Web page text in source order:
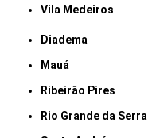
Vila Medeiros
Diadema
Mauá
Ribeirão Pires
Rio Grande da Serra